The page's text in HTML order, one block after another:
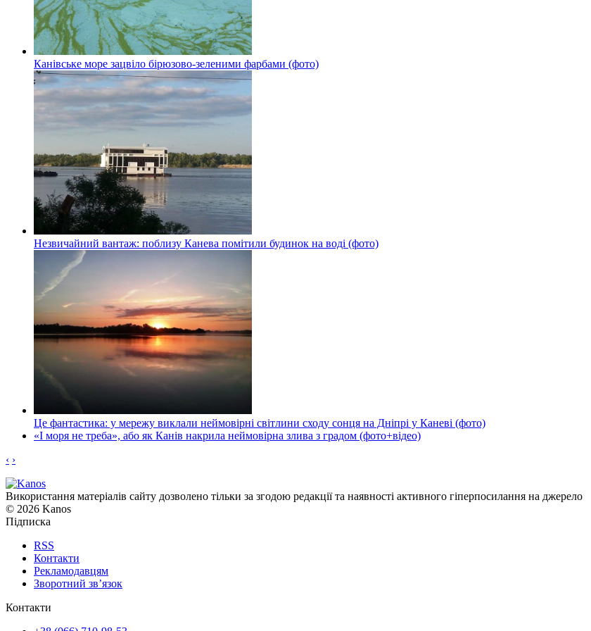
Канівське море зацвіло бірюзово-зеленими фарбами (фото)
Незвичайний вантаж: поблизу Канева помітили будинок на воді (фото)
Це фантастика: у мережу виклали неймовірні світлини сходу сонця на Дніпрі у Каневі (фото)
«І моря не треба», або як Канів накрила неймовірна злива з градом (фото+відео)
‹ ›
Використання матеріалів сайту дозволено тільки за згодою редакції та наявності активного гіперпосилання на джерело
© 2026 Kanos
Підписка
RSS
Контакти
Рекламодавцям
Зворотний зв’язок
Контакти